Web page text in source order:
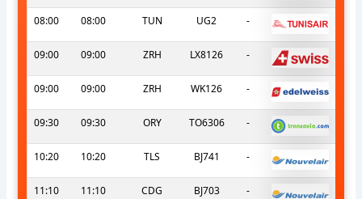
08:00 08:00 TUN UG2 -
09:00 09:00 ZRH LX8126 -
09:00 09:00 ZRH WK126 -
09:30 09:30 ORY TO6306 -
10:20 10:20 TLS BJ741 -
11:10 11:10 CDG BJ703 -